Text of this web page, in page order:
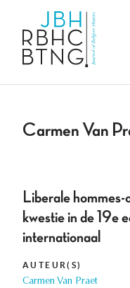
Carmen Van
Liberale
kwestie in de 19e
internationaal
AUTEUR(S)
Carmen Van Praet